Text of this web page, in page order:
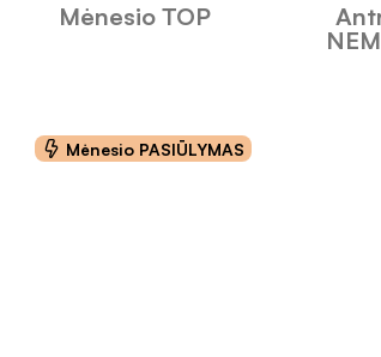
Mėnesio TOP
Mėnesio PASIŪLYMAS